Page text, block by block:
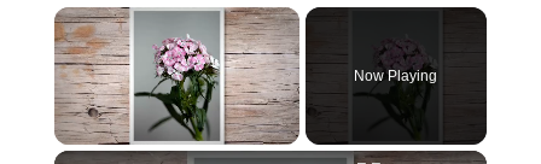
Now Playing